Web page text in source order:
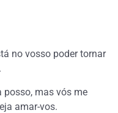
no vosso poder tornar
posso, mas vós me
amar-vos.